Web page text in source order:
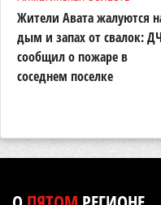
Пугающий пожар
стали известны
8 августа 2026 г. 08:32
Жители Авата жалуются
дым и запах от свалок:
сообщил о пожаре в
соседнем поселке